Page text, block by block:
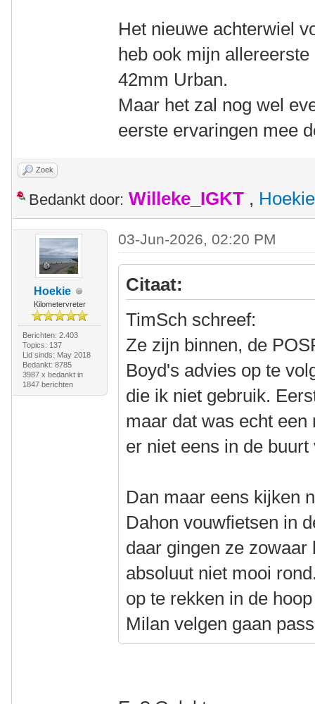
Het nieuwe achterwiel
heb ook mijn
42mm Urban.
Maar het zal nog wel
eerste ervaringen mee
Zoek
Bedankt door: Willeke_IGKT , Hoekie
Hoekie
Kilometervreter
Berichten: 2.403
Topics: 137
Lid sinds: May 2018
Bedankt: 8785
3987 x bedankt in
1847 berichten
03-Jun-2026, 02:20 PM
Citaat:
TimSch schreef:
Ze zijn binnen, de
Boyd's advies op te
die ik niet gebruik.
maar dat was echt
er niet eens in de buurt
Dan maar eens kijken
Dahon vouwfietsen in
daar gingen ze
absoluut niet mooi
op te rekken in de
Milan velgen gaan